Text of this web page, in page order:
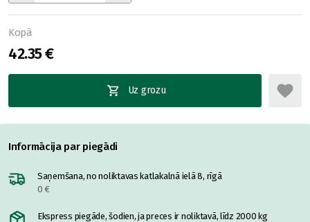
Kopā
42.35 €
Uz grozu
Informācija par piegādi
Saņemšana, no noliktavas katlakalnā ielā 8, rīgā
0 €
Ekspress piegāde, šodien, ja preces ir noliktavā, līdz 2000 kg